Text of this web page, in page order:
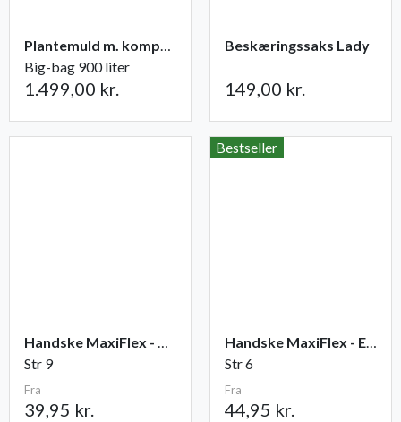
Plantemuld m. kompost fra Champost
Big-bag 900 liter
1.499,00 kr.
Beskæringssaks Lady
149,00 kr.
Handske MaxiFlex - Ultimate
Str 9
Fra
39,95 kr.
Bestseller
Handske MaxiFlex - Endurance
Str 6
Fra
44,95 kr.